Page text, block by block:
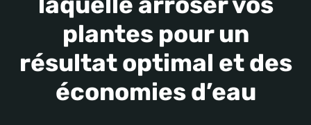
plantes pour un
résultat optimal et des
économies d’eau